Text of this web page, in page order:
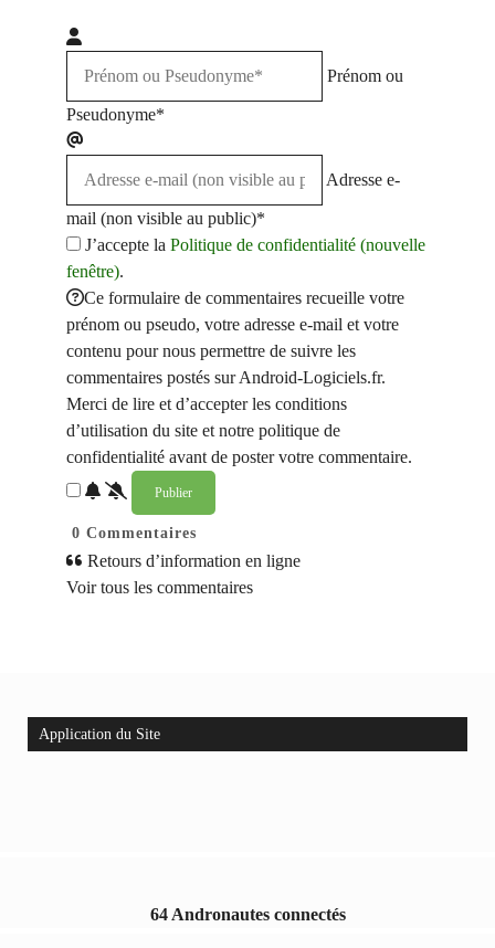
Prénom ou
Pseudonyme*
Adresse e-
mail (non visible au public)*
J’accepte la Politique de confidentialité (nouvelle
fenêtre).
Ce formulaire de commentaires recueille votre
prénom ou pseudo, votre adresse e-mail et votre
contenu pour nous permettre de suivre les
commentaires postés sur Android-Logiciels.fr.
Merci de lire et d’accepter les conditions
d’utilisation du site et notre politique de
confidentialité avant de poster votre commentaire.
0 Commentaires
Retours d’information en ligne
Voir tous les commentaires
Application du Site
64 Andronautes connectés